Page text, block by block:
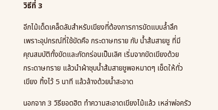
วิธีที่ 3
อีกไม้เด็ดเคล็ดลับสำหรับเขียงที่ต้องการการขัดแบบล้ำลึก
เพราะอุปกรณ์ที่ใช้ขัดคือ กระดาษทราย กับ น้ำส้มสายชู ที่มี
คุณสมบัติทั้งขัดและกัดกร่อนเป็นเลิศ เริ่มจากขัดเขียงด้วย
กระดาษทราย แล้วนำผ้าชุบน้ำส้มสายชูพอหมาดๆ เช็ดให้ทั่ว
เขียง ทิ้งไว้ 5 นาที แล้วล้างด้วยน้ำสะอาด
นอกจาก 3 วิธียอดฮิต ทำความสะอาดเขียงไม้แล้ว เหล่าพ่อครัว